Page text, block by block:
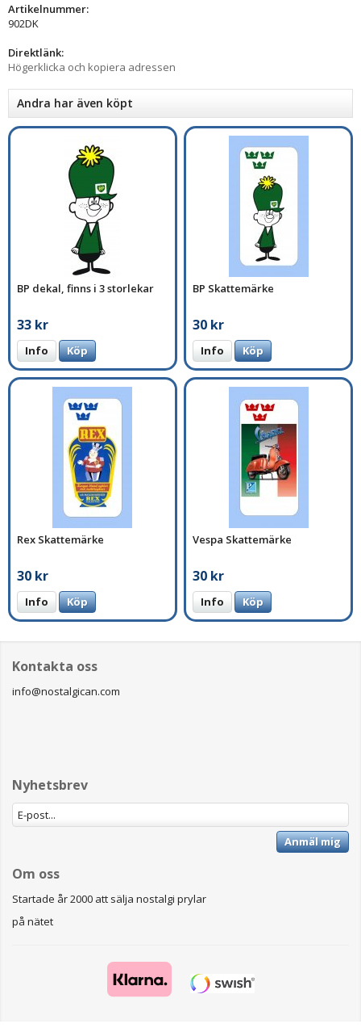
Artikelnummer:
902DK
Direktlänk:
Högerklicka och kopiera adressen
Andra har även köpt
BP dekal, finns i 3 storlekar
33 kr
Info Köp
BP Skattemärke
30 kr
Info Köp
Rex Skattemärke
30 kr
Info Köp
Vespa Skattemärke
30 kr
Info Köp
Kontakta oss
info@nostalgican.com
Nyhetsbrev
Anmäl mig
Om oss
Startade år 2000 att sälja nostalgi prylar
på nätet